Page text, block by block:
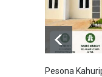
Pesona